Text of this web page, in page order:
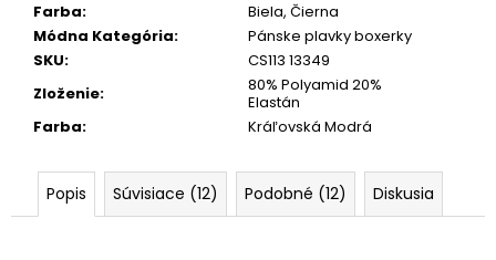
Farba:
Biela, Čierna
Módna Kategória:
Pánske plavky boxerky
SKU:
CS113 13349
Zloženie:
80% Polyamid 20%
Elastán
Farba: Kráľovská Modrá
Popis Súvisiace (12) Podobné (12) Diskusia